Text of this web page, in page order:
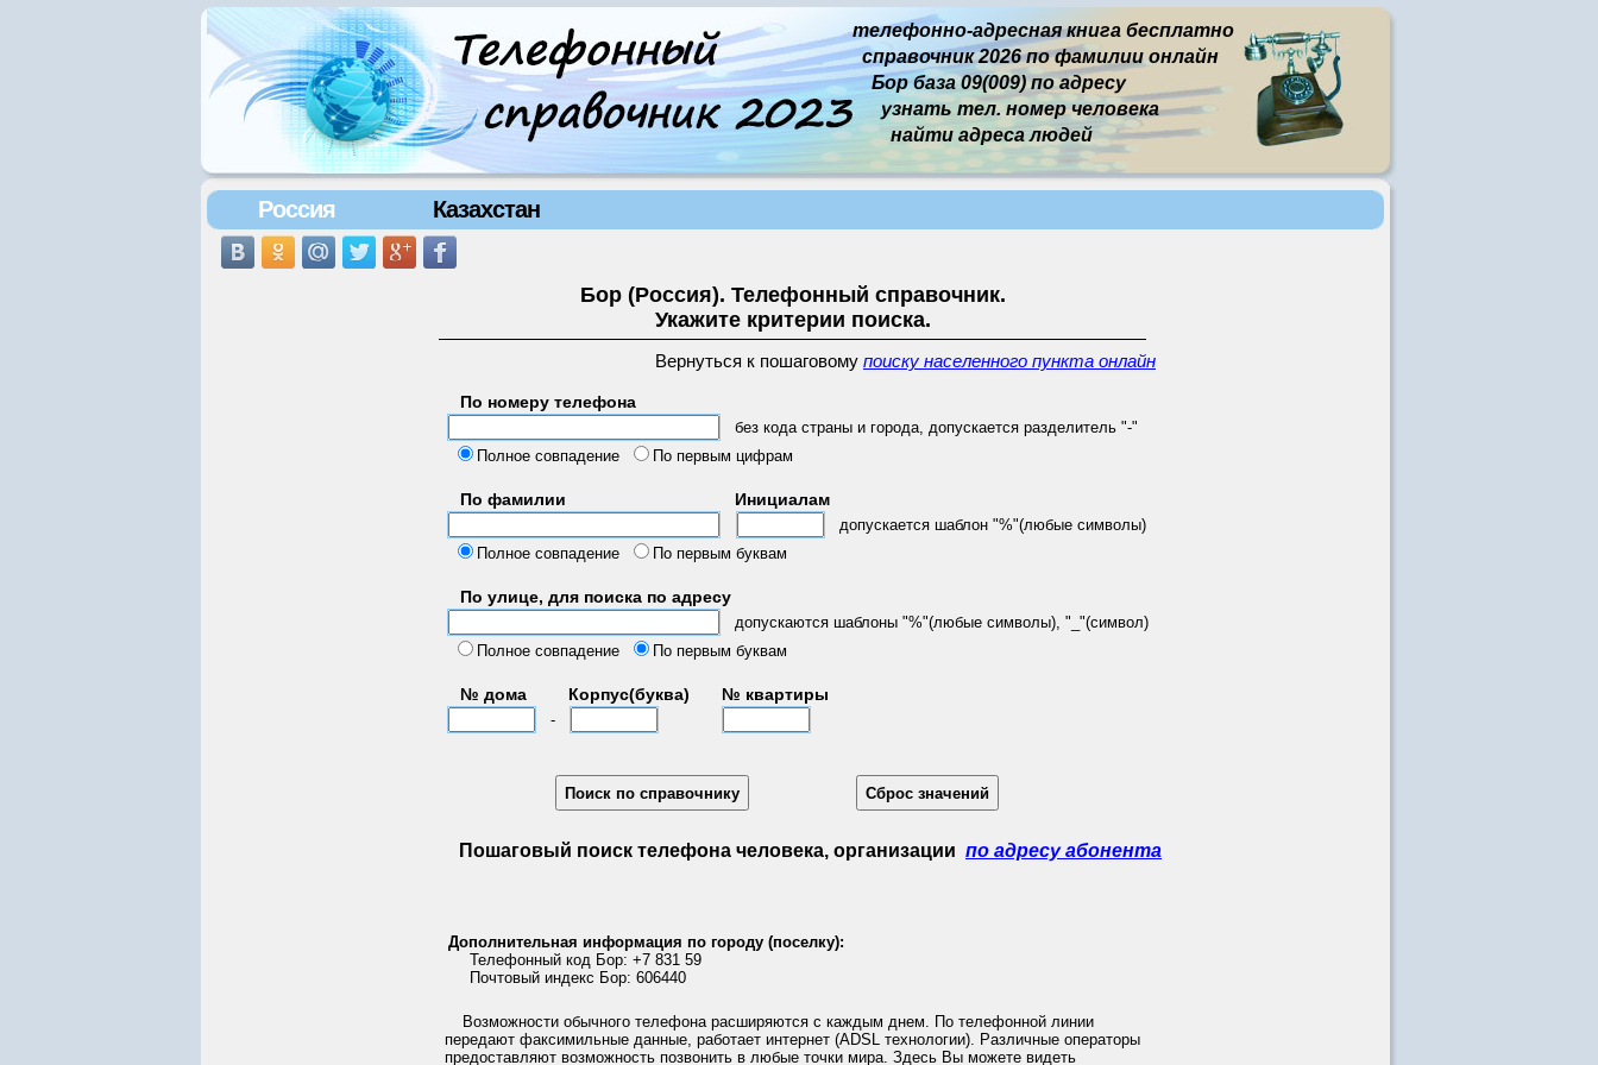
телефонно-адресная книга бесплатно
справочник 2026 по фамилии онлайн
Бор база 09(009) по адресу
узнать тел. номер человека
найти адреса людей
Россия Казахстан
Бор (Россия). Телефонный справочник.
Укажите критерии поиска.
Вернуться к пошаговому поиску населенного пункта онлайн
По номеру телефона
без кода страны и города, допускается разделитель "-"
Полное совпадение
По первым цифрам
По фамилии Инициалам
допускается шаблон "%"(любые символы)
Полное совпадение
По первым буквам
По улице, для поиска по адресу
допускаются шаблоны "%"(любые символы), "_"(символ)
Полное совпадение
По первым буквам
№ дома Корпус(буква) № квартиры
-
Пошаговый поиск телефона человека, организации по адресу абонента
Дополнительная информация по городу (поселку):
Телефонный код Бор: +7 831 59
Почтовый индекс Бор: 606440
Возможности обычного телефона расширяются с каждым днем. По телефонной линии
передают факсимильные данные, работает интернет (ADSL технологии). Различные операторы
предоставляют возможность позвонить в любые точки мира. Здесь Вы можете видеть